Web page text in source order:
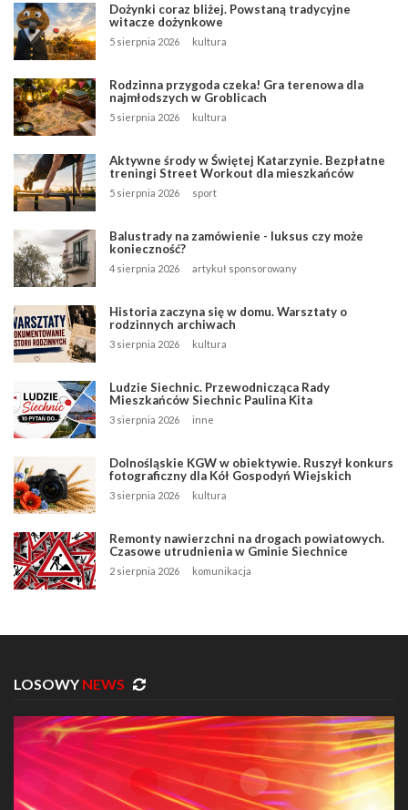
Dożynki coraz bliżej. Powstaną tradycyjne
witacze dożynkowe
5 sierpnia 2026 kultura
Rodzinna przygoda czeka! Gra terenowa dla
najmłodszych w Groblicach
5 sierpnia 2026 kultura
Aktywne środy w Świętej Katarzynie. Bezpłatne
treningi Street Workout dla mieszkańców
5 sierpnia 2026 sport
Balustrady na zamówienie - luksus czy może
konieczność?
4 sierpnia 2026 artykuł sponsorowany
Historia zaczyna się w domu. Warsztaty o
rodzinnych archiwach
3 sierpnia 2026 kultura
Ludzie Siechnic. Przewodnicząca Rady
Mieszkańców Siechnic Paulina Kita
3 sierpnia 2026 inne
Dolnośląskie KGW w obiektywie. Ruszył konkurs
fotograficzny dla Kół Gospodyń Wiejskich
3 sierpnia 2026 kultura
Remonty nawierzchni na drogach powiatowych.
Czasowe utrudnienia w Gminie Siechnice
2 sierpnia 2026 komunikacja
LOSOWY NEWS